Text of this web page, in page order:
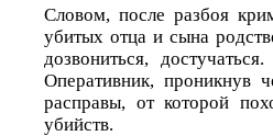
Словом, после разбоя
убитых отца и сына
дозвониться,
Оперативник, проникнув
расправы, от которой
убийств.